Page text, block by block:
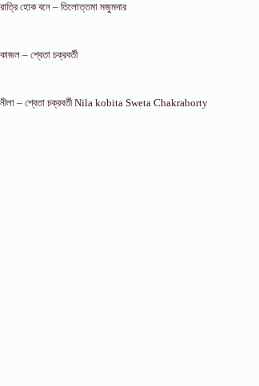
রাত্রি হোক বনে – তিলোত্তমা মজুমদার
কাজল – শ্বেতা চক্রবর্তী
নীলা – শ্বেতা চক্রবর্তী Nila kobita Sweta Chakraborty